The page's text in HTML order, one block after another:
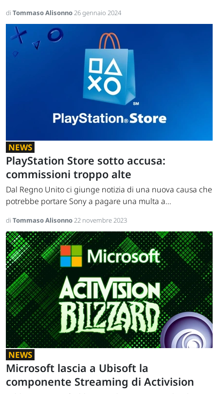
di Tommaso Alisonno26 gennaio 2024
NEWS
PlayStation Store sotto accusa:
commissioni troppo alte
Dal Regno Unito ci giunge notizia di una nuova causa che
potrebbe portare Sony a pagare una multa a...
di Tommaso Alisonno22 novembre 2023
NEWS
Microsoft lascia a Ubisoft la
componente Streaming di Activision